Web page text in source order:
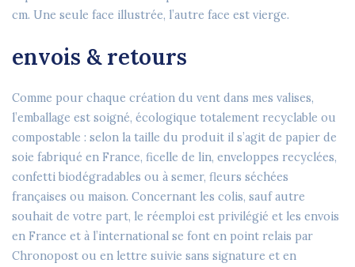
cm. Une seule face illustrée, l’autre face est vierge.
envois & retours
Comme pour chaque création du vent dans mes valises,
l’emballage est soigné, écologique totalement recyclable ou
compostable : selon la taille du produit il s’agit de papier de
soie fabriqué en France, ficelle de lin, enveloppes recyclées,
confetti biodégradables ou à semer, fleurs séchées
françaises ou maison. Concernant les colis, sauf autre
souhait de votre part, le réemploi est privilégié et les envois
en France et à l’international se font en point relais par
Chronopost ou en lettre suivie sans signature et en